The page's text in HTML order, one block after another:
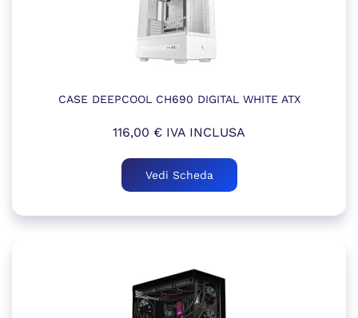
CASE DEEPCOOL CH690 DIGITAL WHITE ATX
116,00 € IVA INCLUSA
Vedi Scheda